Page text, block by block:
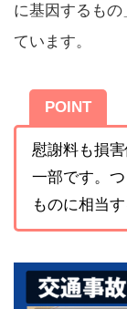
に基因するも
ています。
POINT
慰謝料も損
一部です。
ものに相当